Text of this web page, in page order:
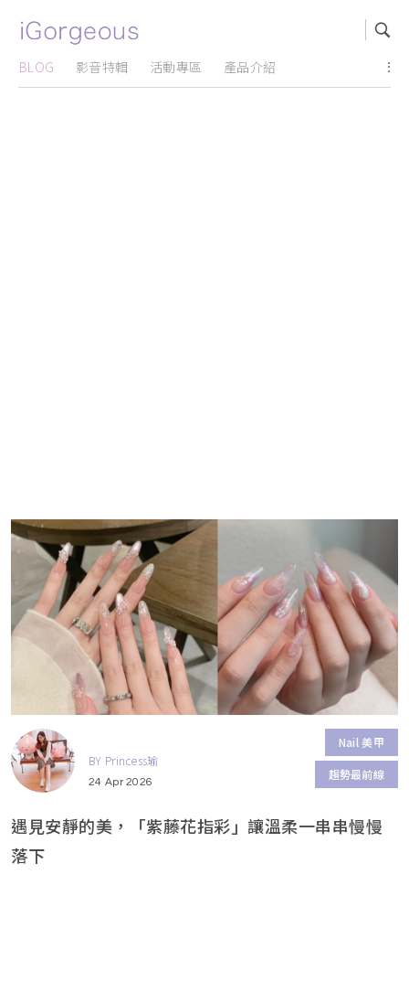
BLOG 影音特輯 活動專區 產品介紹 ...
Nail 美甲
趨勢最前線
BY Princess瑜
24 Apr 2026
遇見安靜的美，「紫藤花指彩」讓溫柔一串串慢慢
落下